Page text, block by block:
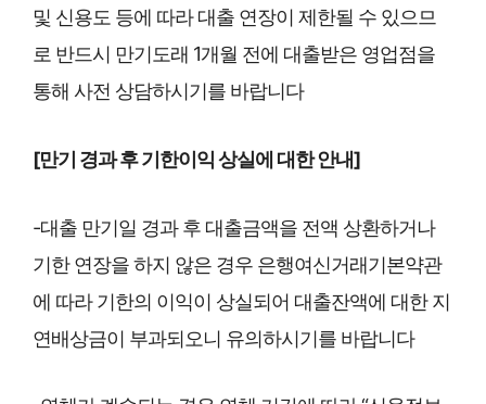
및 신용도 등에 따라 대출 연장이 제한될 수 있으므
로 반드시 만기도래 1개월 전에 대출받은 영업점을
통해 사전 상담하시기를 바랍니다
[만기 경과 후 기한이익 상실에 대한 안내]
-대출 만기일 경과 후 대출금액을 전액 상환하거나
기한 연장을 하지 않은 경우 은행여신거래기본약관
에 따라 기한의 이익이 상실되어 대출잔액에 대한 지
연배상금이 부과되오니 유의하시기를 바랍니다